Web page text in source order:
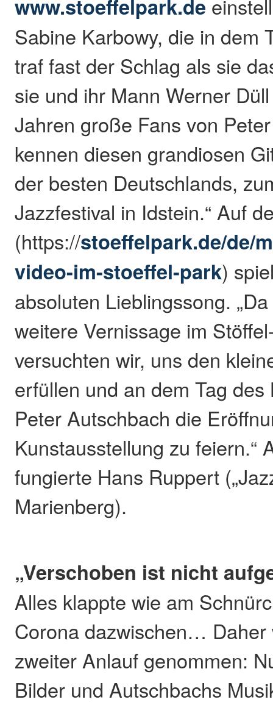
www.stoeffelpark.de
Sabine Karbowy, die in dem
traf fast der Schlag als sie
sie und ihr Mann Werner
Jahren große Fans von
kennen diesen grandiosen
der besten Deutschlands,
Jazzfestival in Idstein.“ Auf
(https://stoeffelpark.de/de/
video-im-stoeffel-park)
absoluten Lieblingssong.
weitere Vernissage im
versuchten wir, uns den
erfüllen und an dem Tag
Peter Autschbach die
Kunstausstellung zu feiern.“
fungierte Hans Ruppert
Marienberg).
„Verschoben ist nicht
Alles klappte wie am
Corona dazwischen… Daher
zweiter Anlauf genommen:
Bilder und Autschbachs